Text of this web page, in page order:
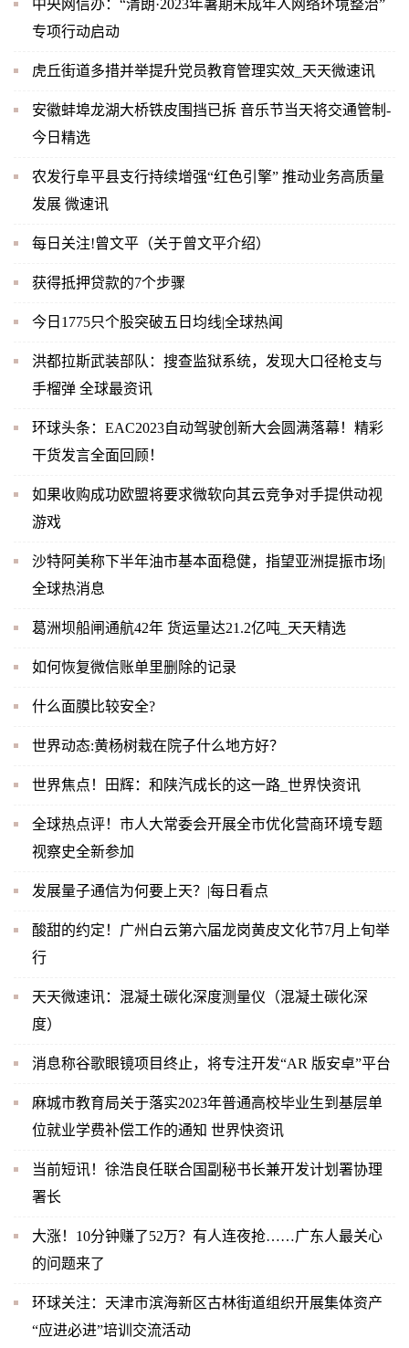
中央网信办：“清朗·2023年暑期未成年人网络环境整治”
专项行动启动
虎丘街道多措并举提升党员教育管理实效_天天微速讯
安徽蚌埠龙湖大桥铁皮围挡已拆 音乐节当天将交通管制-
今日精选
农发行阜平县支行持续增强“红色引擎” 推动业务高质量
发展 微速讯
每日关注!曾文平（关于曾文平介绍）
获得抵押贷款的7个步骤
今日1775只个股突破五日均线|全球热闻
洪都拉斯武装部队：搜查监狱系统，发现大口径枪支与
手榴弹 全球最资讯
环球头条：EAC2023自动驾驶创新大会圆满落幕！精彩
干货发言全面回顾！
如果收购成功欧盟将要求微软向其云竞争对手提供动视
游戏
沙特阿美称下半年油市基本面稳健，指望亚洲提振市场|
全球热消息
葛洲坝船闸通航42年 货运量达21.2亿吨_天天精选
如何恢复微信账单里删除的记录
什么面膜比较安全?
世界动态:黄杨树栽在院子什么地方好？
世界焦点！田辉：和陕汽成长的这一路_世界快资讯
全球热点评！市人大常委会开展全市优化营商环境专题
视察史全新参加
发展量子通信为何要上天？|每日看点
酸甜的约定！广州白云第六届龙岗黄皮文化节7月上旬举
行
天天微速讯：混凝土碳化深度测量仪（混凝土碳化深
度）
消息称谷歌眼镜项目终止，将专注开发“AR 版安卓”平台
麻城市教育局关于落实2023年普通高校毕业生到基层单
位就业学费补偿工作的通知 世界快资讯
当前短讯！徐浩良任联合国副秘书长兼开发计划署协理
署长
大涨！10分钟赚了52万？有人连夜抢……广东人最关心
的问题来了
环球关注：天津市滨海新区古林街道组织开展集体资产
“应进必进”培训交流活动